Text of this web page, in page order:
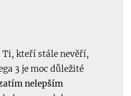
Ti, kteří stále nevěří,
3 je moc důležité
nelepším